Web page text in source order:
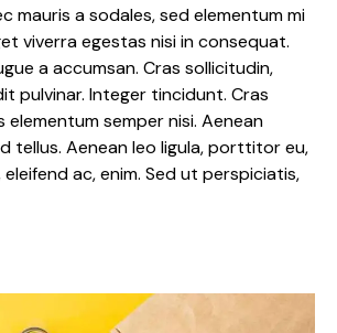
mauris a sodales, sed elementum mi
viverra egestas nisi in consequat.
a accumsan. Cras sollicitudin,
pulvinar. Integer tincidunt. Cras
elementum semper nisi. Aenean
tellus. Aenean leo ligula, porttitor eu,
ac, enim. Sed ut perspiciatis,